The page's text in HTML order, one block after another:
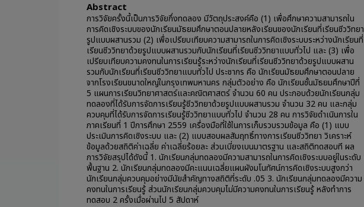
Abstract
การวิจัยครั้งนี้เป็นการวิจัยกึ่งทดลอง มีวัตถุประสงค์คือ (1) เพื่อศึกษาความสามารถใน
การคิดเชิงระบบของนักเรียนมัธยมศึกษาตอนปลายหลังเรียนของนักเรียนที่เรียนชีววิทยา
รูปแบบผสานรวม (2) เพื่อเปรียบเทียบความสามารถในการคิดเชิงระบบระหว่างนักเรียนที่
เรียนชีววิทยาด้วยรูปแบบผสานรวมกับนักเรียนที่เรียนชีววิทยาแบบทั่วไป และ (3) เพื่อ
เปรียบเทียบความคงทนในการเรียนรู้ระหว่างนักเรียนที่เรียนชีววิทยาด้วยรูปแบบผสาน
รวมกับนักเรียนที่เรียนชีววิทยาแบบทั่วไป ประชากร คือ นักเรียนมัธยมศึกษาตอนปลาย
จากโรงเรียนขนาดใหญ่ในกรุงเทพมหานคร กลุ่มตัวอย่าง คือ นักเรียนชั้นมัธยมศึกษาปีที่
5 แผนการเรียนวิทยาศาสตร์และคณิตศาสตร์ จำนวน 60 คน ประกอบด้วยนักเรียนกลุ่ม
ทดลองที่ได้รับการจัดการเรียนรู้ชีววิทยาด้วยรูปแบบผสานรวม จำนวน 32 คน และกลุ่ม
ควบคุมที่ได้รับการจัดการเรียนรู้ชีววิทยาแบบทั่วไป จำนวน 28 คน การวิจัยดำเนินการใน
ภาคเรียนที่ 1 ปีการศึกษา 2559 เครื่องมือที่ใช้ในการเก็บรวบรวมข้อมูล คือ (1) แบบ
ประเมินการคิดเชิงระบบ และ (2) แบบสอบผลสัมฤทธิ์ทางการเรียนชีววิทยา วิเคราะห์
ข้อมูลด้วยสถิติค่าเฉลี่ย ค่าเฉลี่ยร้อยละ ส่วนเบี่ยงเบนมาตรฐาน และสถิติทดสอบที ผล
การวิจัยสรุปได้ดังนี้ 1. นักเรียนกลุ่มทดลองมีความสามารถในการคิดเชิงระบบอยู่ในระดับ
พื้นฐาน 2. นักเรียนกลุ่มทดลองมีคะแนนเฉลี่ยแผนผังมโนทัศน์การคิดเชิงระบบสูงกว่า
นักเรียนกลุ่มควบคุมอย่างมีนัยสำคัญทางสถิติที่ระดับ .05 3. นักเรียนกลุ่มทดลองมีความ
คงทนในการเรียนรู้ ส่วนนักเรียนกลุ่มควบคุมไม่มีความคงทนในการเรียนรู้ หลังทำการ
ทดสอบ 2 ครั้งเมื่อผ่านไป 5 สัปดาห์